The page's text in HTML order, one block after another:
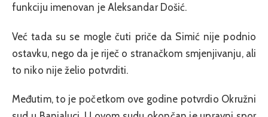
funkciju imenovan je Aleksandar Došić.
Već tada su se mogle čuti priče da Simić nije podnio
ostavku, nego da je riječ o stranačkom smjenjivanju, ali
to niko nije želio potvrditi.
Međutim, to je početkom ove godine potvrdio Okružni